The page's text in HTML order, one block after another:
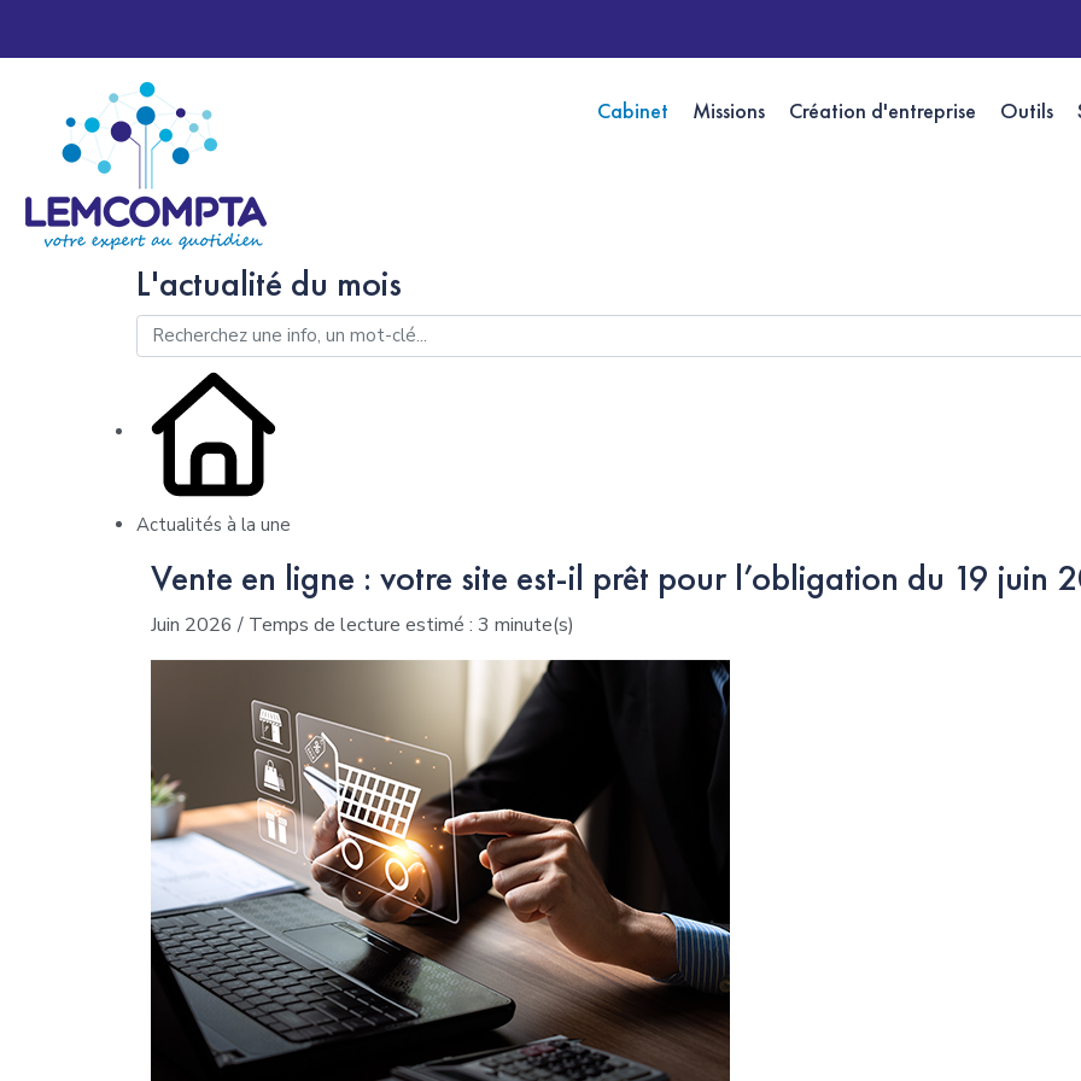
Cabinet Missions Création d'entreprise Outils
L'actualité du mois
Actualités à la une
Vente en ligne : votre site est-il prêt pour l’obligation du 19 juin
Juin 2026 / Temps de lecture estimé : 3 minute(s)